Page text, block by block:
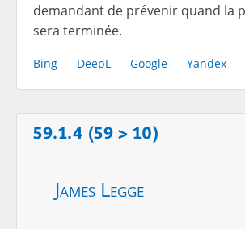
demandant de prévenir quand la
sera terminée.
Bing DeepL Google Yandex
59.1.4 (59 > 10)
James Legge